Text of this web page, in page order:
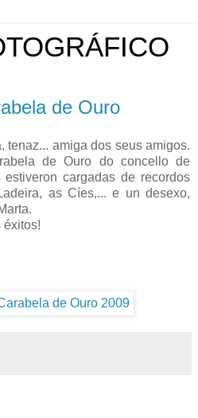
de Ouro
tenaz... amiga dos seus amigos.
de Ouro do concello de
cargadas de recordos
as Cíes,... e un desexo,
éxitos!